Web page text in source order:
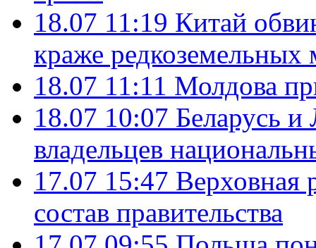
18.07 11:19 Китай
краже редкоземельных
18.07 11:11 Молдова
18.07 10:07 Беларусь
владельцев
17.07 15:47 Верховная
состав правительства